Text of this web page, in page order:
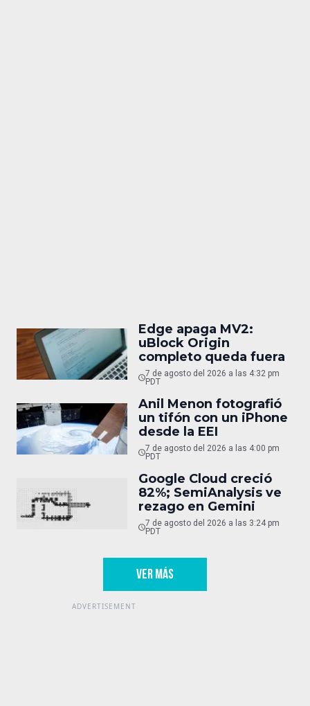
Edge apaga MV2:
uBlock Origin
completo queda fuera
7 de agosto del 2026 a las 4:32 pm
PDT
Anil Menon fotografió
un tifón con un iPhone
desde la EEI
7 de agosto del 2026 a las 4:00 pm
PDT
Google Cloud creció
82%; SemiAnalysis ve
rezago en Gemini
7 de agosto del 2026 a las 3:24 pm
PDT
VER MÁS